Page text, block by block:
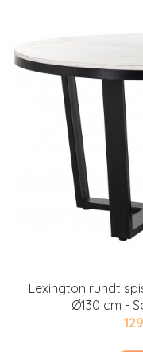
Lexington rundt
Ø130 cm -